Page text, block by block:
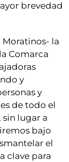
brevedad
Moratinos- la
Comarca
y
y
de todo el
sin lugar a
bajo
el
clave para